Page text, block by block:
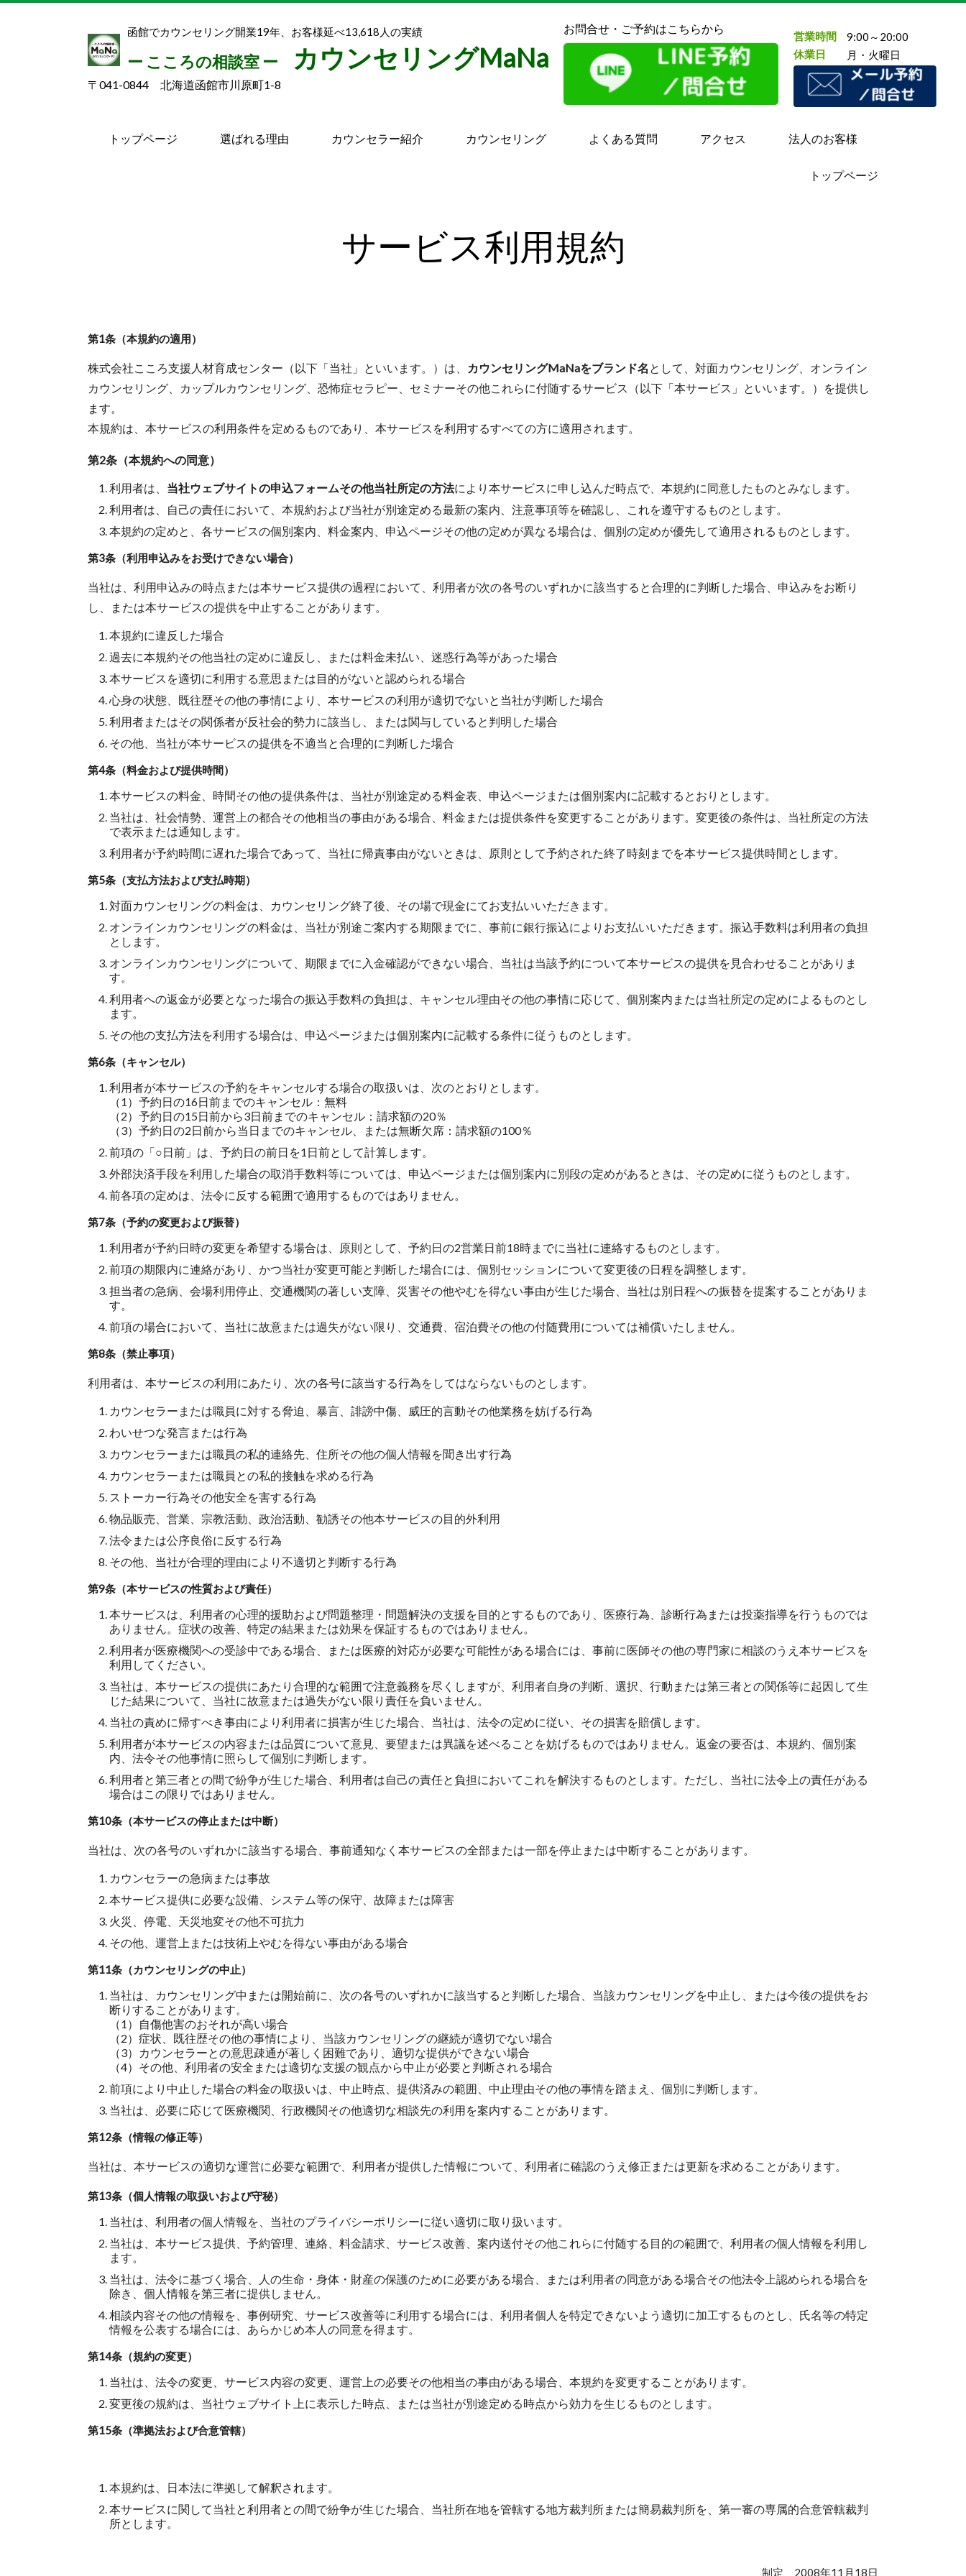
函館でカウンセリング開業19年、お客様延べ13,618人の実績
ー こころの相談室 ー カウンセリングMaNa
〒041-0844 北海道函館市川原町1-8
お問合せ・ご予約はこちらから
営業時間
9:00～20:00
休業日
月・火曜日
トップページ 選ばれる理由 カウンセラー紹介 カウンセリング よくある質問 アクセス 法人のお客様
トップページ
サービス利用規約
第1条（本規約の適用）
株式会社こころ支援人材育成センター（以下「当社」といいます。）は、 カウンセリングMaNaをブランド名 として、対面カウンセリング、オンライン
カウンセリング、カップルカウンセリング、恐怖症セラピー、セミナーその他これらに付随するサービス（以下「本サービス」といいます。）を提供し
ます。
本規約は、本サービスの利用条件を定めるものであり、本サービスを利用するすべての方に適用されます。
第2条（本規約への同意）
利用者は、 当社ウェブサイトの申込フォームその他当社所定の方法により本サービスに申し込んだ時点で、本規約に同意したものとみなします。
利用者は、自己の責任において、本規約および当社が別途定める最新の案内、注意事項等を確認し、これを遵守するものとします。
本規約の定めと、各サービスの個別案内、料金案内、申込ページその他の定めが異なる場合は、個別の定めが優先して適用されるものとします。
第3条（利用申込みをお受けできない場合）
当社は、利用申込みの時点または本サービス提供の過程において、利用者が次の各号のいずれかに該当すると合理的に判断した場合、申込みをお断り
し、または本サービスの提供を中止することがあります。
本規約に違反した場合
過去に本規約その他当社の定めに違反し、または料金未払い、迷惑行為等があった場合
本サービスを適切に利用する意思または目的がないと認められる場合
心身の状態、既往歴その他の事情により、本サービスの利用が適切でないと当社が判断した場合
利用者またはその関係者が反社会的勢力に該当し、または関与していると判明した場合
その他、当社が本サービスの提供を不適当と合理的に判断した場合
第4条（料金および提供時間）
本サービスの料金、時間その他の提供条件は、当社が別途定める料金表、申込ページまたは個別案内に記載するとおりとします。
当社は、社会情勢、運営上の都合その他相当の事由がある場合、料金または提供条件を変更することがあります。変更後の条件は、当社所定の方法
で表示または通知します。
利用者が予約時間に遅れた場合であって、当社に帰責事由がないときは、原則として予約された終了時刻までを本サービス提供時間とします。
第5条（支払方法および支払時期）
対面カウンセリングの料金は、カウンセリング終了後、その場で現金にてお支払いいただきます。
オンラインカウンセリングの料金は、当社が別途ご案内する期限までに、事前に銀行振込によりお支払いいただきます。振込手数料は利用者の負担
とします。
オンラインカウンセリングについて、期限までに入金確認ができない場合、当社は当該予約について本サービスの提供を見合わせることがありま
す。
利用者への返金が必要となった場合の振込手数料の負担は、キャンセル理由その他の事情に応じて、個別案内または当社所定の定めによるものとし
ます。
その他の支払方法を利用する場合は、申込ページまたは個別案内に記載する条件に従うものとします。
第6条（キャンセル）
利用者が本サービスの予約をキャンセルする場合の取扱いは、次のとおりとします。
（1）予約日の16日前までのキャンセル：無料
（2）予約日の15日前から3日前までのキャンセル：請求額の20％
（3）予約日の2日前から当日までのキャンセル、または無断欠席：請求額の100％
前項の「○日前」は、予約日の前日を1日前として計算します。
外部決済手段を利用した場合の取消手数料等については、申込ページまたは個別案内に別段の定めがあるときは、その定めに従うものとします。
前各項の定めは、法令に反する範囲で適用するものではありません。
第7条（予約の変更および振替）
利用者が予約日時の変更を希望する場合は、原則として、予約日の2営業日前18時までに当社に連絡するものとします。
前項の期限内に連絡があり、かつ当社が変更可能と判断した場合には、個別セッションについて変更後の日程を調整します。
担当者の急病、会場利用停止、交通機関の著しい支障、災害その他やむを得ない事由が生じた場合、当社は別日程への振替を提案することがありま
す。
前項の場合において、当社に故意または過失がない限り、交通費、宿泊費その他の付随費用については補償いたしません。
第8条（禁止事項）
利用者は、本サービスの利用にあたり、次の各号に該当する行為をしてはならないものとします。
カウンセラーまたは職員に対する脅迫、暴言、誹謗中傷、威圧的言動その他業務を妨げる行為
わいせつな発言または行為
カウンセラーまたは職員の私的連絡先、住所その他の個人情報を聞き出す行為
カウンセラーまたは職員との私的接触を求める行為
ストーカー行為その他安全を害する行為
物品販売、営業、宗教活動、政治活動、勧誘その他本サービスの目的外利用
法令または公序良俗に反する行為
その他、当社が合理的理由により不適切と判断する行為
第9条（本サービスの性質および責任）
本サービスは、利用者の心理的援助および問題整理・問題解決の支援を目的とするものであり、医療行為、診断行為または投薬指導を行うものでは
ありません。症状の改善、特定の結果または効果を保証するものではありません。
利用者が医療機関への受診中である場合、または医療的対応が必要な可能性がある場合には、事前に医師その他の専門家に相談のうえ本サービスを
利用してください。
当社は、本サービスの提供にあたり合理的な範囲で注意義務を尽くしますが、利用者自身の判断、選択、行動または第三者との関係等に起因して生
じた結果について、当社に故意または過失がない限り責任を負いません。
当社の責めに帰すべき事由により利用者に損害が生じた場合、当社は、法令の定めに従い、その損害を賠償します。
利用者が本サービスの内容または品質について意見、要望または異議を述べることを妨げるものではありません。返金の要否は、本規約、個別案
内、法令その他事情に照らして個別に判断します。
利用者と第三者との間で紛争が生じた場合、利用者は自己の責任と負担においてこれを解決するものとします。ただし、当社に法令上の責任がある
場合はこの限りではありません。
第10条（本サービスの停止または中断）
当社は、次の各号のいずれかに該当する場合、事前通知なく本サービスの全部または一部を停止または中断することがあります。
カウンセラーの急病または事故
本サービス提供に必要な設備、システム等の保守、故障または障害
火災、停電、天災地変その他不可抗力
その他、運営上または技術上やむを得ない事由がある場合
第11条（カウンセリングの中止）
当社は、カウンセリング中または開始前に、次の各号のいずれかに該当すると判断した場合、当該カウンセリングを中止し、または今後の提供をお
断りすることがあります。
（1）自傷他害のおそれが高い場合
（2）症状、既往歴その他の事情により、当該カウンセリングの継続が適切でない場合
（3）カウンセラーとの意思疎通が著しく困難であり、適切な提供ができない場合
（4）その他、利用者の安全または適切な支援の観点から中止が必要と判断される場合
前項により中止した場合の料金の取扱いは、中止時点、提供済みの範囲、中止理由その他の事情を踏まえ、個別に判断します。
当社は、必要に応じて医療機関、行政機関その他適切な相談先の利用を案内することがあります。
第12条（情報の修正等）
当社は、本サービスの適切な運営に必要な範囲で、利用者が提供した情報について、利用者に確認のうえ修正または更新を求めることがあります。
第13条（個人情報の取扱いおよび守秘）
当社は、利用者の個人情報を、当社のプライバシーポリシーに従い適切に取り扱います。
当社は、本サービス提供、予約管理、連絡、料金請求、サービス改善、案内送付その他これらに付随する目的の範囲で、利用者の個人情報を利用し
ます。
当社は、法令に基づく場合、人の生命・身体・財産の保護のために必要がある場合、または利用者の同意がある場合その他法令上認められる場合を
除き、個人情報を第三者に提供しません。
相談内容その他の情報を、事例研究、サービス改善等に利用する場合には、利用者個人を特定できないよう適切に加工するものとし、氏名等の特定
情報を公表する場合には、あらかじめ本人の同意を得ます。
第14条（規約の変更）
当社は、法令の変更、サービス内容の変更、運営上の必要その他相当の事由がある場合、本規約を変更することがあります。
変更後の規約は、当社ウェブサイト上に表示した時点、または当社が別途定める時点から効力を生じるものとします。
第15条（準拠法および合意管轄）
本規約は、日本法に準拠して解釈されます。
本サービスに関して当社と利用者との間で紛争が生じた場合、当社所在地を管轄する地方裁判所または簡易裁判所を、第一審の専属的合意管轄裁判
所とします。
制定 2008年11月18日